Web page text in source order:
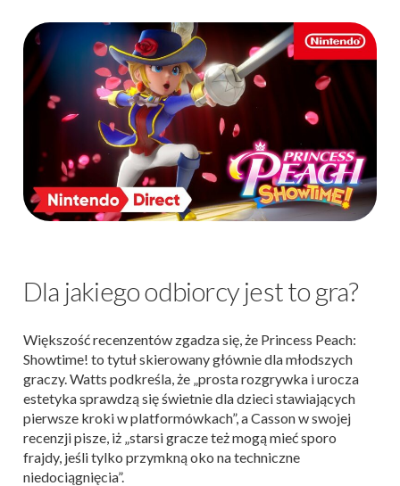
Dla jakiego odbiorcy jest to gra?
Większość recenzentów zgadza się, że Princess Peach:
Showtime! to tytuł skierowany głównie dla młodszych
graczy. Watts podkreśla, że „prosta rozgrywka i urocza
estetyka sprawdzą się świetnie dla dzieci stawiających
pierwsze kroki w platformówkach”, a Casson w swojej
recenzji pisze, iż „starsi gracze też mogą mieć sporo
frajdy, jeśli tylko przymkną oko na techniczne
niedociągnięcia”.